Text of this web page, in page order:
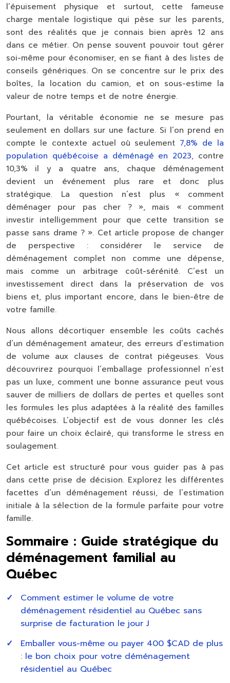
l’épuisement physique et surtout, cette fameuse
charge mentale logistique qui pèse sur les parents,
sont des réalités que je connais bien après 12 ans
dans ce métier. On pense souvent pouvoir tout gérer
soi-même pour économiser, en se fiant à des listes de
conseils génériques. On se concentre sur le prix des
boîtes, la location du camion, et on sous-estime la
valeur de notre temps et de notre énergie.
Pourtant, la véritable économie ne se mesure pas
seulement en dollars sur une facture. Si l’on prend en
compte le contexte actuel où seulement 7,8% de la
population québécoise a déménagé en 2023, contre
10,3% il y a quatre ans, chaque déménagement
devient un événement plus rare et donc plus
stratégique. La question n’est plus « comment
déménager pour pas cher ? », mais « comment
investir intelligemment pour que cette transition se
passe sans drame ? ». Cet article propose de changer
de perspective : considérer le service de
déménagement complet non comme une dépense,
mais comme un arbitrage coût-sérénité. C’est un
investissement direct dans la préservation de vos
biens et, plus important encore, dans le bien-être de
votre famille.
Nous allons décortiquer ensemble les coûts cachés
d’un déménagement amateur, des erreurs d’estimation
de volume aux clauses de contrat piégeuses. Vous
découvrirez pourquoi l’emballage professionnel n’est
pas un luxe, comment une bonne assurance peut vous
sauver de milliers de dollars de pertes et quelles sont
les formules les plus adaptées à la réalité des familles
québécoises. L’objectif est de vous donner les clés
pour faire un choix éclairé, qui transforme le stress en
soulagement.
Cet article est structuré pour vous guider pas à pas
dans cette prise de décision. Explorez les différentes
facettes d’un déménagement réussi, de l’estimation
initiale à la sélection de la formule parfaite pour votre
famille.
Sommaire : Guide stratégique du
déménagement familial au
Québec
Comment estimer le volume de votre
déménagement résidentiel au Québec sans
surprise de facturation le jour J
Emballer vous-même ou payer 400 $CAD de plus
: le bon choix pour votre déménagement
résidentiel au Québec